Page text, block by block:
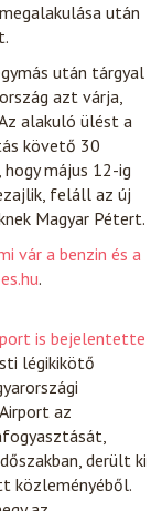
után
után tárgyal
azt várja,
alakuló ülést a
követő 30
május 12-ig
feláll az új
Magyar Pétert.
vár a benzin és a
.
is bejelentette
légikikötő
az
derült ki
közleményéből.